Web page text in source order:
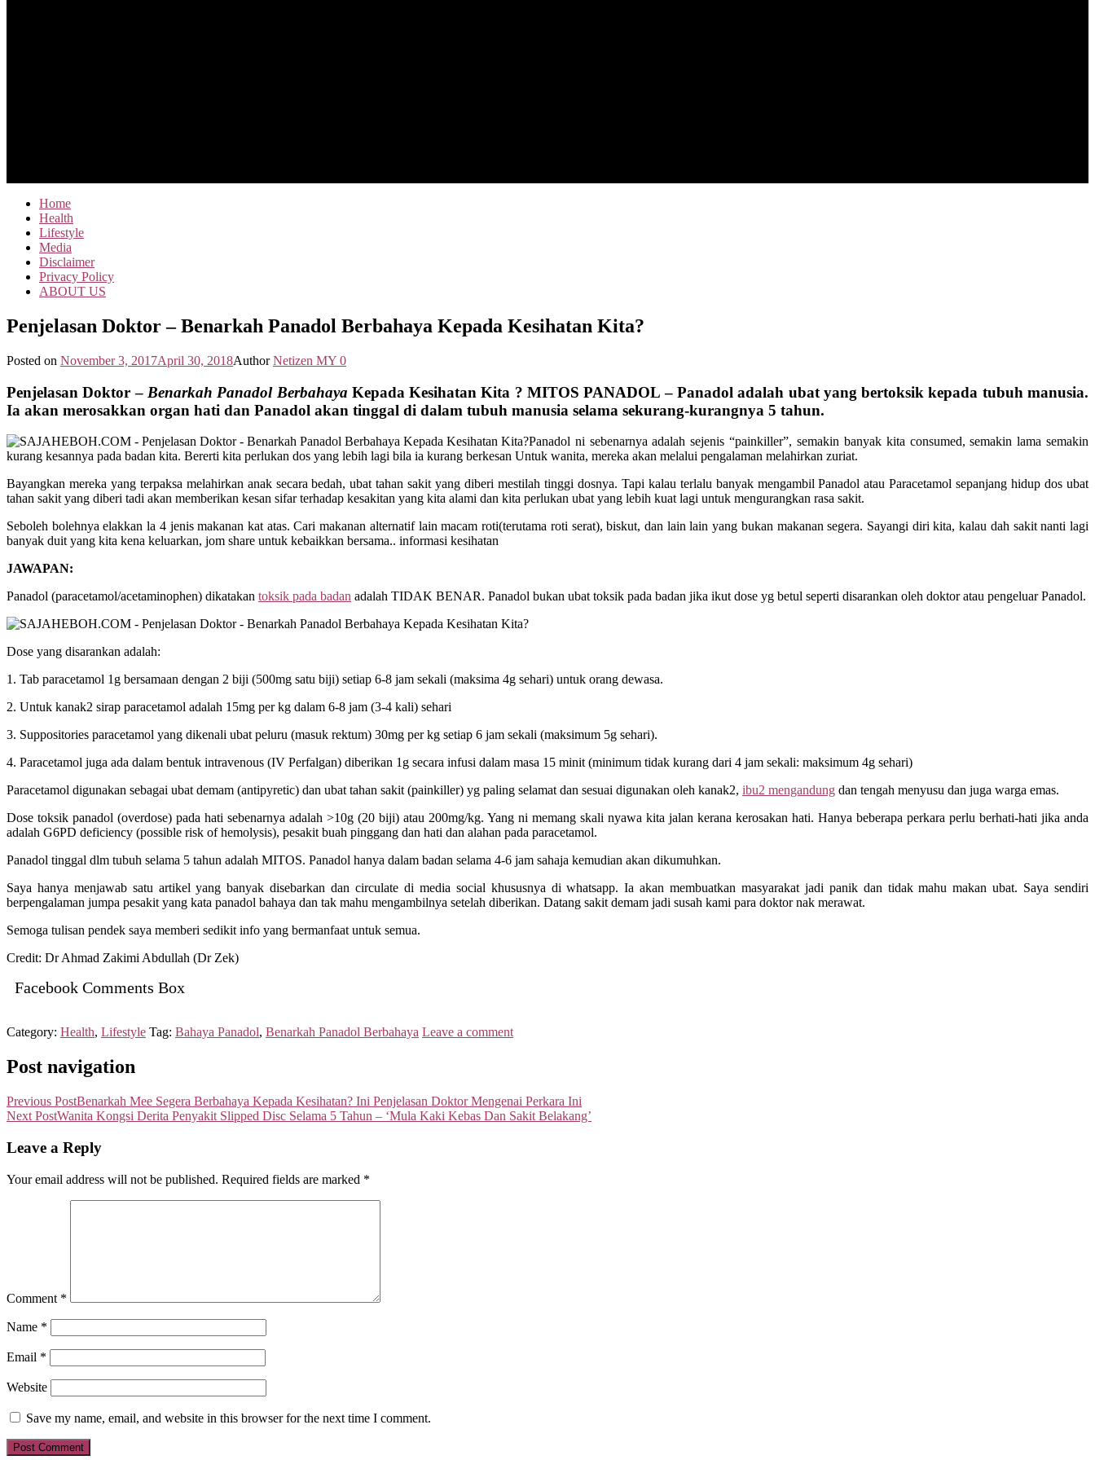
Home
Health
Lifestyle
Media
Disclaimer
Privacy Policy
ABOUT US
Penjelasan Doktor – Benarkah Panadol Berbahaya Kepada Kesihatan Kita?
Posted on November 3, 2017April 30, 2018Author Netizen MY 0
Penjelasan Doktor – Benarkah Panadol Berbahaya Kepada Kesihatan Kita ? MITOS PANADOL – Panadol adalah ubat yang bertoksik kepada tubuh manusia.
Ia akan merosakkan organ hati dan Panadol akan tinggal di dalam tubuh manusia selama sekurang-kurangnya 5 tahun.
Panadol ni sebenarnya adalah sejenis “painkiller”, semakin banyak kita consumed, semakin lama semakin
kurang kesannya pada badan kita. Bererti kita perlukan dos yang lebih lagi bila ia kurang berkesan Untuk wanita, mereka akan melalui pengalaman melahirkan zuriat.
Bayangkan mereka yang terpaksa melahirkan anak secara bedah, ubat tahan sakit yang diberi mestilah tinggi dosnya. Tapi kalau terlalu banyak mengambil Panadol atau Paracetamol sepanjang hidup dos ubat
tahan sakit yang diberi tadi akan memberikan kesan sifar terhadap kesakitan yang kita alami dan kita perlukan ubat yang lebih kuat lagi untuk mengurangkan rasa sakit.
Seboleh bolehnya elakkan la 4 jenis makanan kat atas. Cari makanan alternatif lain macam roti(terutama roti serat), biskut, dan lain lain yang bukan makanan segera. Sayangi diri kita, kalau dah sakit nanti lagi
banyak duit yang kita kena keluarkan, jom share untuk kebaikkan bersama.. informasi kesihatan
JAWAPAN:
Panadol (paracetamol/acetaminophen) dikatakan toksik pada badan adalah TIDAK BENAR. Panadol bukan ubat toksik pada badan jika ikut dose yg betul seperti disarankan oleh doktor atau pengeluar Panadol.
Dose yang disarankan adalah:
1. Tab paracetamol 1g bersamaan dengan 2 biji (500mg satu biji) setiap 6-8 jam sekali (maksima 4g sehari) untuk orang dewasa.
2. Untuk kanak2 sirap paracetamol adalah 15mg per kg dalam 6-8 jam (3-4 kali) sehari
3. Suppositories paracetamol yang dikenali ubat peluru (masuk rektum) 30mg per kg setiap 6 jam sekali (maksimum 5g sehari).
4. Paracetamol juga ada dalam bentuk intravenous (IV Perfalgan) diberikan 1g secara infusi dalam masa 15 minit (minimum tidak kurang dari 4 jam sekali: maksimum 4g sehari)
Paracetamol digunakan sebagai ubat demam (antipyretic) dan ubat tahan sakit (painkiller) yg paling selamat dan sesuai digunakan oleh kanak2, ibu2 mengandung dan tengah menyusu dan juga warga emas.
Dose toksik panadol (overdose) pada hati sebenarnya adalah >10g (20 biji) atau 200mg/kg. Yang ni memang skali nyawa kita jalan kerana kerosakan hati. Hanya beberapa perkara perlu berhati-hati jika anda
adalah G6PD deficiency (possible risk of hemolysis), pesakit buah pinggang dan hati dan alahan pada paracetamol.
Panadol tinggal dlm tubuh selama 5 tahun adalah MITOS. Panadol hanya dalam badan selama 4-6 jam sahaja kemudian akan dikumuhkan.
Saya hanya menjawab satu artikel yang banyak disebarkan dan circulate di media social khususnya di whatsapp. Ia akan membuatkan masyarakat jadi panik dan tidak mahu makan ubat. Saya sendiri
berpengalaman jumpa pesakit yang kata panadol bahaya dan tak mahu mengambilnya setelah diberikan. Datang sakit demam jadi susah kami para doktor nak merawat.
Semoga tulisan pendek saya memberi sedikit info yang bermanfaat untuk semua.
Credit: Dr Ahmad Zakimi Abdullah (Dr Zek)
Facebook Comments Box
Category: Health, Lifestyle Tag: Bahaya Panadol, Benarkah Panadol Berbahaya Leave a comment
Post navigation
Previous PostBenarkah Mee Segera Berbahaya Kepada Kesihatan? Ini Penjelasan Doktor Mengenai Perkara Ini
Next PostWanita Kongsi Derita Penyakit Slipped Disc Selama 5 Tahun – ‘Mula Kaki Kebas Dan Sakit Belakang’
Leave a Reply
Your email address will not be published. Required fields are marked *
Comment *
Name *
Email *
Website
Save my name, email, and website in this browser for the next time I comment.